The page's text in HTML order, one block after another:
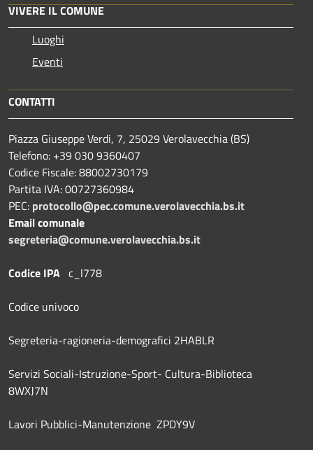
VIVERE IL COMUNE
Luoghi
Eventi
CONTATTI
Piazza Giuseppe Verdi, 7, 25029 Verolavecchia (BS)
Telefono: +39 030 9360407
Codice Fiscale: 88002730179
Partita IVA: 00727360984
PEC: protocollo@pec.comune.verolavecchia.bs.it
Email comunale
segreteria@comune.verolavecchia.bs.it
Codice IPA c_l778
Codice univoco
Segreteria-ragioneria-demografici 2HABLR
Servizi Sociali-Istruzione-Sport- Cultura-Biblioteca
8WXJ7N
Lavori Pubblici-Manutenzione ZPDY9V